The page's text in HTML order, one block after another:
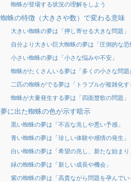
蜘蛛が登場する状況の理解をしよう
蜘蛛の特徴（大きさや数）で変わる意味
大きい蜘蛛の夢は「押し寄せる大きな問題」
自分より大きい巨大蜘蛛の夢は「圧倒的な恐
小さい蜘蛛の夢は「小さな悩みや不安」
蜘蛛がたくさんいる夢は「多くの小さな問題
二匹の蜘蛛がでる夢は「トラブルが複雑化す
蜘蛛が大量発生する夢は「四面楚歌の問題」
夢に出た蜘蛛の色が示す暗示
黒い蜘蛛の夢は「不吉な兆しや悪い予感」
青い蜘蛛の夢は「珍しい体験や感情の発生」
白い蜘蛛の夢は「希望の兆し、新たな始まり
緑の蜘蛛の夢は「新しい成長や機会」
紫の蜘蛛の夢は「高貴ながら問題を孕んでい